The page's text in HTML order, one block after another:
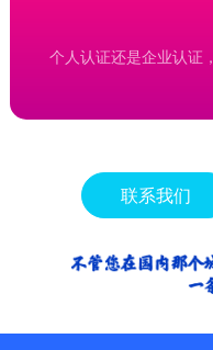
个人认证还是企业认证
联系我们